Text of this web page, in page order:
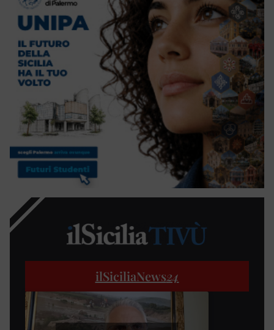
ilSiciliaNews24